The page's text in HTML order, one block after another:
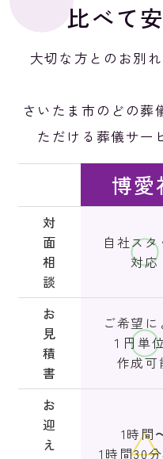
比べて
大切な方とのお別
さいたま市のどの葬
ただける葬儀サー
博愛
対
面
相
談
自社スタ
対応
お
見
積
書
ご希望に
１円単
作成可
お
迎
え
1時間
1時間30